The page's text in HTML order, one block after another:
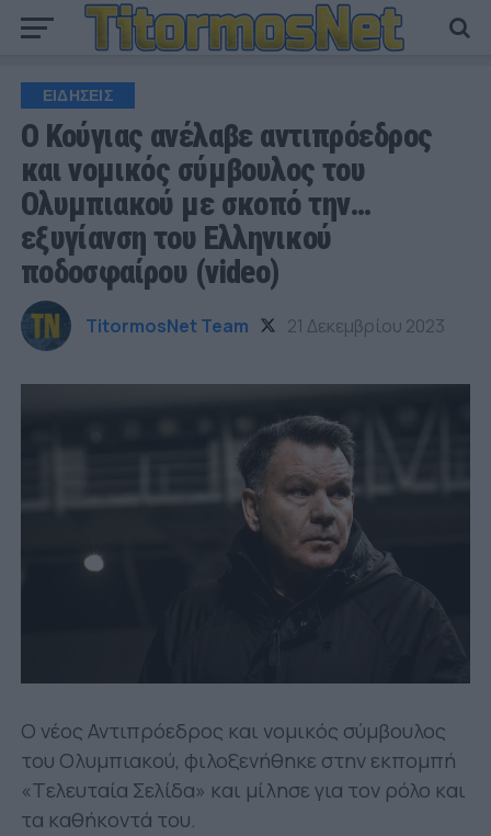
ΕΙΔΗΣΕΙΣ
Ο Κούγιας ανέλαβε αντιπρόεδρος
και νομικός σύμβουλος του
Ολυμπιακού με σκοπό την…
εξυγίανση του Ελληνικού
ποδοσφαίρου (video)
TitormosNet Team 21 Δεκεμβρίου 2023
Ο νέος Αντιπρόεδρος και νομικός σύμβουλος
του Ολυμπιακού, φιλοξενήθηκε στην εκπομπή
«Tελευταία Σελίδα» και μίλησε για τον ρόλο και
τα καθήκοντά του.